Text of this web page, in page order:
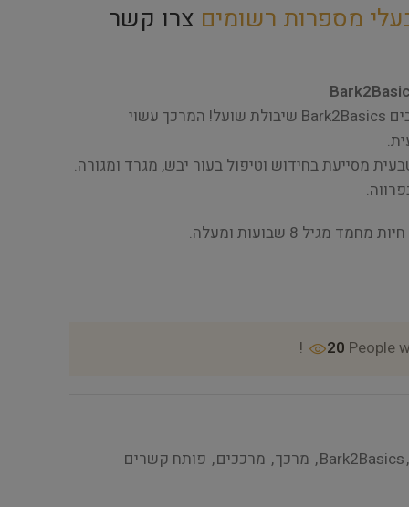
מספרות רשומים צרו קשר
יש הרבה מה לאהוב במרכך כלבים Bark2Basics שיבולת שועל! המרכך עשוי
מסייעת בחידוש וטיפול בעור יבש, מגרד ומגורה.
8 שבועות ומעלה.
20 People
Bark2Basics,
, מרכך, מרככים, פותח קשרים